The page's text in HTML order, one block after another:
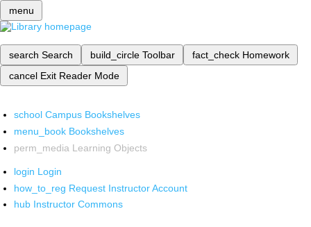
menu
search Search build_circle Toolbar fact_check Homework
cancel Exit Reader Mode
school Campus Bookshelves
menu_book Bookshelves
perm_media Learning Objects
login Login
how_to_reg Request Instructor Account
hub Instructor Commons